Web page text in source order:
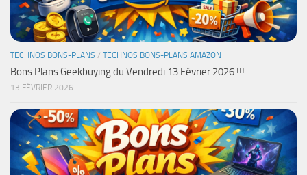
TECHNOS BONS-PLANS / TECHNOS BONS-PLANS AMAZON
Bons Plans Geekbuying du Vendredi 13 Février 2026 !!!
13 FÉVRIER 2026